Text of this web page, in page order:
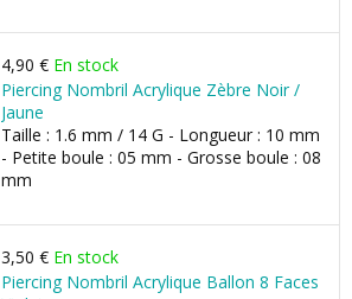
4,90 € En stock
Piercing Nombril Acrylique Zèbre Noir /
Jaune
Taille : 1.6 mm / 14 G - Longueur : 10 mm
- Petite boule : 05 mm - Grosse boule : 08
mm
3,50 € En stock
Piercing Nombril Acrylique Ballon 8 Faces